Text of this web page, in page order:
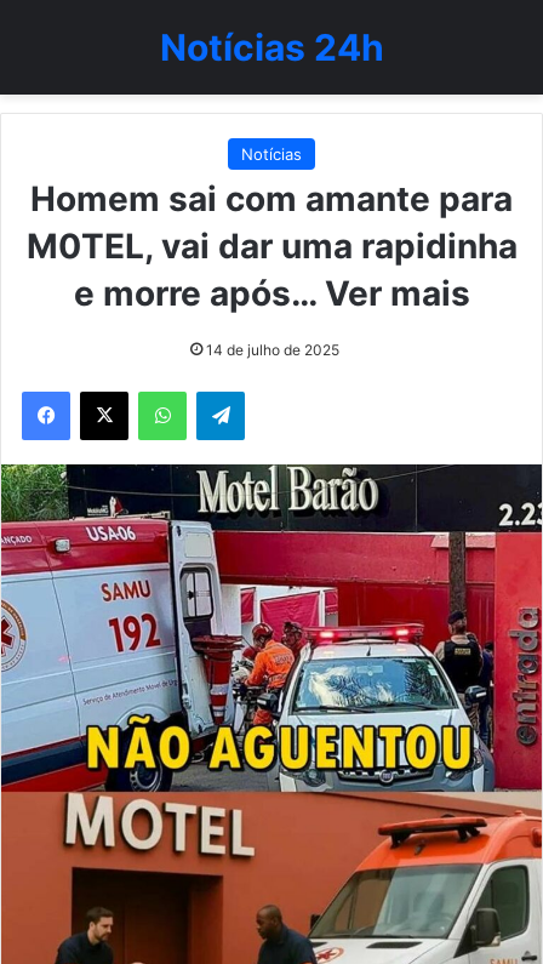
Notícias 24h
Notícias
Homem sai com amante para
M0TEL, vai dar uma rapidinha
e morre após… Ver mais
14 de julho de 2025
WhatsAppTelegram